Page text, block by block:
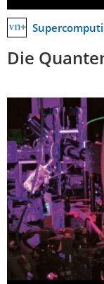
Die